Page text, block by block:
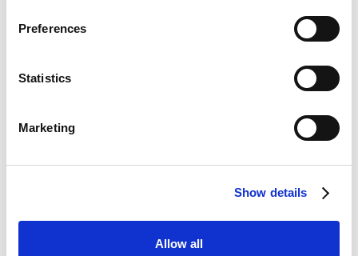
Preferences
Statistics
Marketing
Show details
Allow all